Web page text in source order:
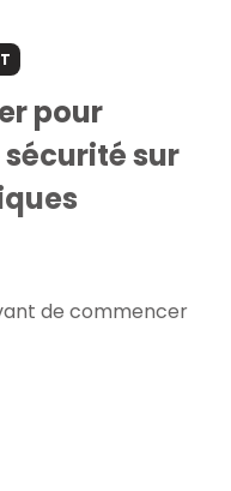
pour
sur
de commencer